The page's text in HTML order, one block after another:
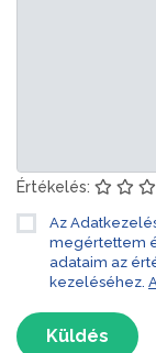
Értékelés:
Az
megértettem
adataim az
kezeléséhez.
Küldés